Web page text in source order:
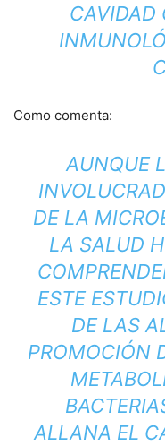
CAVIDAD
Como comenta:
AUNQUE
DE LA
LA SALUD
ESTE
DE LAS
PROMOCIÓN
ALLANA EL